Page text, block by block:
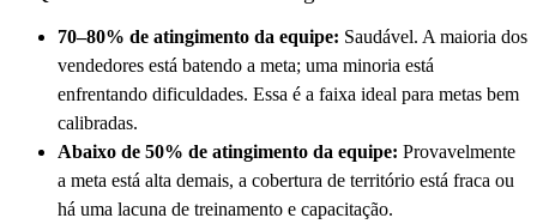
70–80% de atingimento da equipe: Saudável. A maioria dos
vendedores está batendo a meta; uma minoria está
enfrentando dificuldades. Essa é a faixa ideal para metas bem
calibradas.
Abaixo de 50% de atingimento da equipe: Provavelmente
a meta está alta demais, a cobertura de território está fraca ou
há uma lacuna de treinamento e capacitação.